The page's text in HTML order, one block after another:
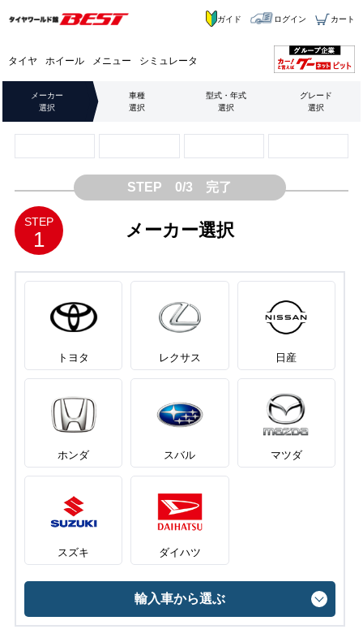
タイヤ ホイール メニュー シミュレータ
ガイド ログイン カート
メーカー
選択
車種
選択
型式・年式
選択
グレード
選択
STEP 0/3 完了
STEP
1 メーカー選択
トヨタ レクサス 日産
ホンダ スバル マツダ
スズキ ダイハツ
輸入車から選ぶ